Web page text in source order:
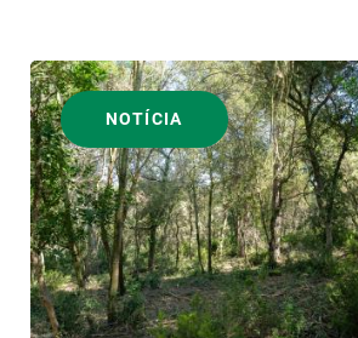
NOTÍCIA